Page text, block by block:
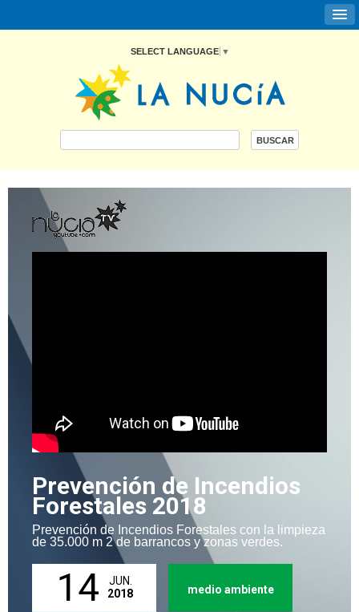
SELECT LANGUAGE ▼
Prevención de Incendios
Forestales 2018
Prevención de Incendios Forestales con la limpieza
de 35.000 m 2 de barrancos y zonas verdes.
14
JUN.
2018
medio ambiente